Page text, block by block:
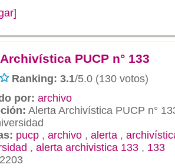
PUCP n° 133
Ranking: 3.1/5.0 (130 votos)
por: archivo
Alerta Archivística PUCP n°
pucp , archivo , alerta ,
, alerta archivistica 133 , 133
2203